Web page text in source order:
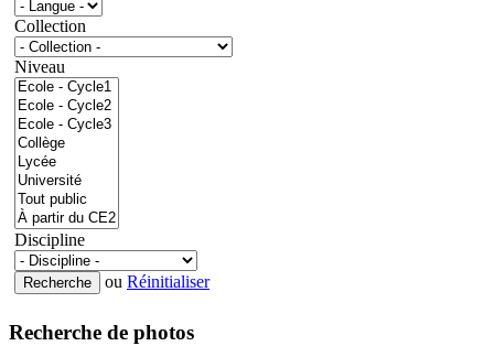
Collection
Niveau
Discipline
ou Réinitialiser
Recherche de photos